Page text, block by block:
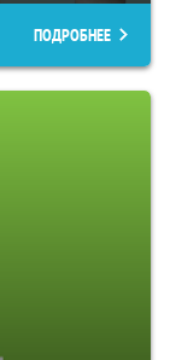
ПОДРОБНЕЕ